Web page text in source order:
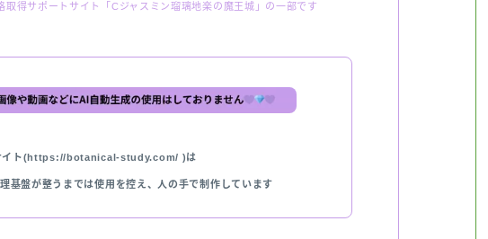
取得サポートサイト「Cジャスミン瑠璃地楽の魔王城」の一部です
イト(https://botanical-study.com/ )は
基盤が整うまでは使用を控え、人の手で制作しています